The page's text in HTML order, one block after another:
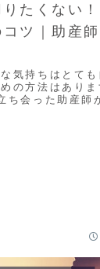
たくない
ツ｜助産
気持ちはとても
の方法はあり
会った助産師